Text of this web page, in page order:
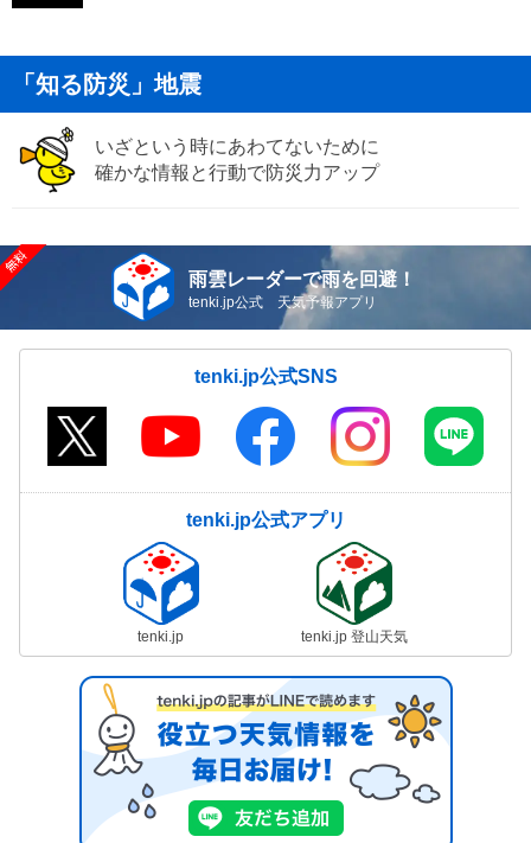
「知る防災」地震
いざという時にあわてないために
確かな情報と行動で防災力アップ
雨雲レーダーで雨を回避！
tenki.jp公式 天気予報アプリ
tenki.jp公式SNS
tenki.jp公式アプリ
tenki.jp tenki.jp 登山天気